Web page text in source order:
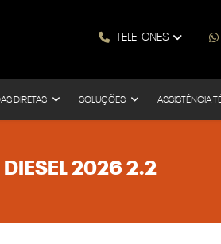
TELEFONES
DIRETAS SOLUÇÕES ASSISTÊNCIA
DIESEL 2026 2.2